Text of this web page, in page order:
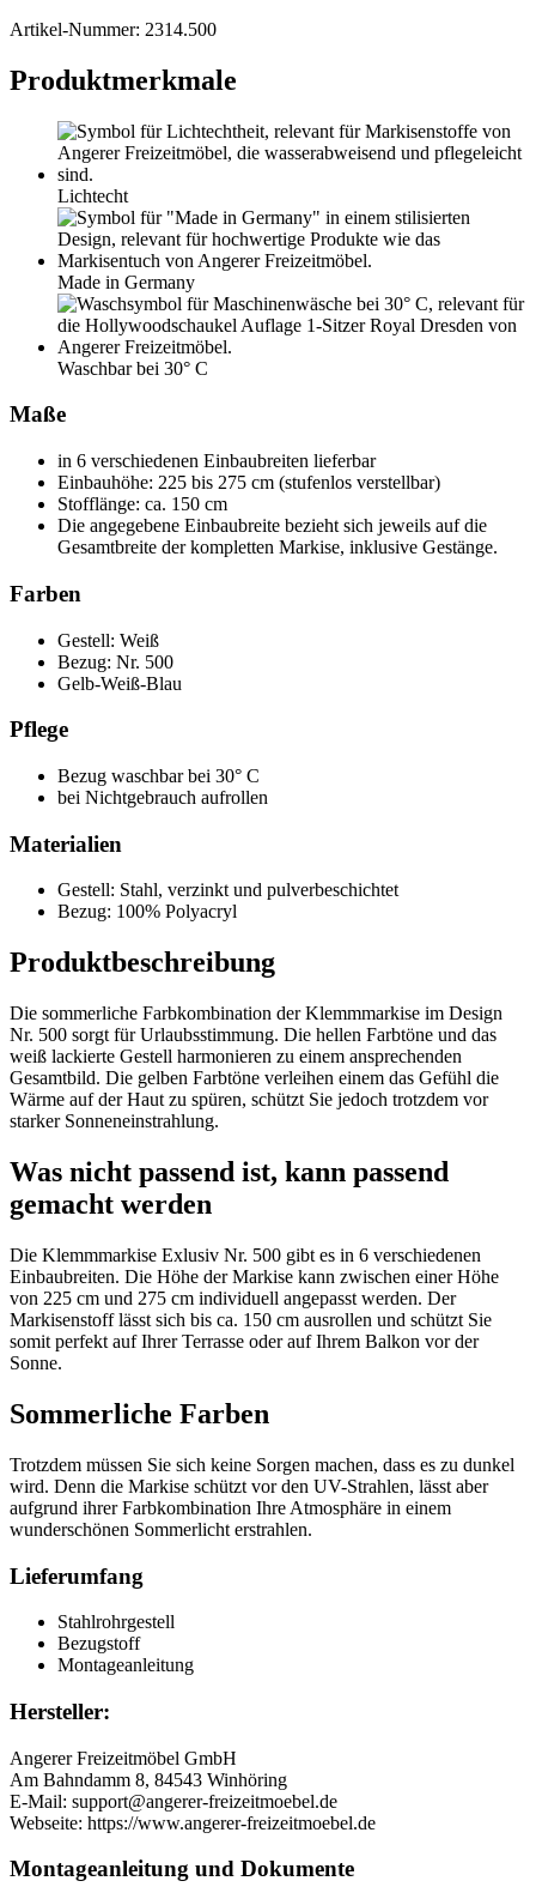
Artikel-Nummer: 2314.500
Produktmerkmale
Lichtecht
Made in Germany
Waschbar bei 30° C
Maße
in 6 verschiedenen Einbaubreiten lieferbar
Einbauhöhe: 225 bis 275 cm (stufenlos verstellbar)
Stofflänge: ca. 150 cm
Die angegebene Einbaubreite bezieht sich jeweils auf die
Gesamtbreite der kompletten Markise, inklusive Gestänge.
Farben
Gestell: Weiß
Bezug: Nr. 500
Gelb-Weiß-Blau
Pflege
Bezug waschbar bei 30° C
bei Nichtgebrauch aufrollen
Materialien
Gestell: Stahl, verzinkt und pulverbeschichtet
Bezug: 100% Polyacryl
Produktbeschreibung
Die sommerliche Farbkombination der Klemmmarkise im Design
Nr. 500 sorgt für Urlaubsstimmung. Die hellen Farbtöne und das
weiß lackierte Gestell harmonieren zu einem ansprechenden
Gesamtbild. Die gelben Farbtöne verleihen einem das Gefühl die
Wärme auf der Haut zu spüren, schützt Sie jedoch trotzdem vor
starker Sonneneinstrahlung.
Was nicht passend ist, kann passend
gemacht werden
Die Klemmmarkise Exlusiv Nr. 500 gibt es in 6 verschiedenen
Einbaubreiten. Die Höhe der Markise kann zwischen einer Höhe
von 225 cm und 275 cm individuell angepasst werden. Der
Markisenstoff lässt sich bis ca. 150 cm ausrollen und schützt Sie
somit perfekt auf Ihrer Terrasse oder auf Ihrem Balkon vor der
Sonne.
Sommerliche Farben
Trotzdem müssen Sie sich keine Sorgen machen, dass es zu dunkel
wird. Denn die Markise schützt vor den UV-Strahlen, lässt aber
aufgrund ihrer Farbkombination Ihre Atmosphäre in einem
wunderschönen Sommerlicht erstrahlen.
Lieferumfang
Stahlrohrgestell
Bezugstoff
Montageanleitung
Hersteller:
Angerer Freizeitmöbel GmbH
Am Bahndamm 8, 84543 Winhöring
E-Mail: support@angerer-freizeitmoebel.de
Webseite: https://www.angerer-freizeitmoebel.de
Montageanleitung und Dokumente